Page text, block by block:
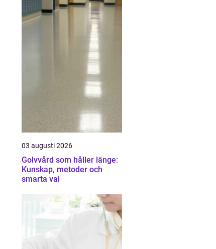
03 augusti 2026
Golvvård som håller länge:
Kunskap, metoder och
smarta val